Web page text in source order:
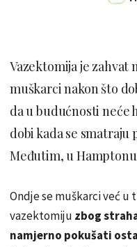
Vazektomija je zahvat
muškarci nakon što
da u budućnosti neće
dobi kada se smatraju
Međutim, u
Ondje se muškarci već
vazektomiju zbog
namjerno pokušati